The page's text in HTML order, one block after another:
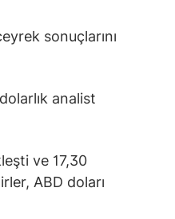
sonuçlarını
analist
ve 17,30
ABD doları